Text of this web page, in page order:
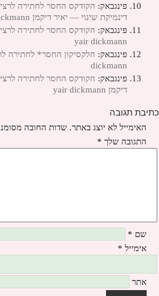
פינגבאק: הקודקס החסר לחתירה
דינמיקת שינוי — יאיר דיקמן yair dickmann
פינגבאק: הקודקס החסר לחתירה
yair dickmann
פינגבאק:
dickmann
פינגבאק: הקודקס החסר לחתירה
דיקמן yair dickmann
כתיבת תגובה
האימייל לא יוצג באתר. שדות החובה
התגובה שלך *
שם *
אימייל *
אתר